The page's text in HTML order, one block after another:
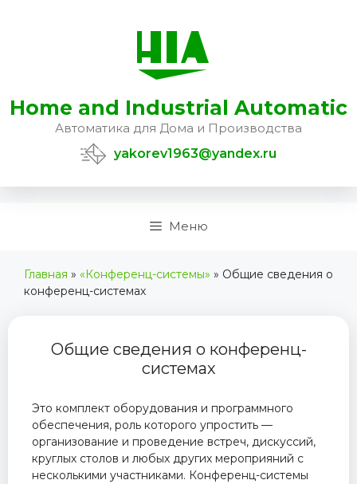
Home and Industrial Automatic
Автоматика для Дома и Производства
yakorev1963@yandex.ru
Меню
Главная » «Конференц-системы» » Общие сведения о
конференц-системах
Общие сведения о конференц-
системах
Это комплект оборудования и программного
обеспечения, роль которого упростить —
организование и проведение встреч, дискуссий,
круглых столов и любых других мероприяний с
несколькими участниками. Конференц-системы